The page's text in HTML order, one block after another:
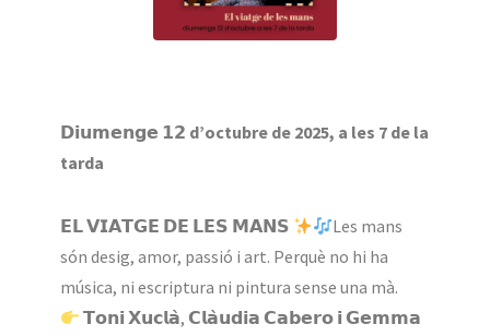
𝗗𝗶𝘂𝗺𝗲𝗻𝗴𝗲 𝟭𝟮 d’octubre de 2025, a les 7 de la
tarda
𝗘𝗟 𝗩𝗜𝗔𝗧𝗚𝗘 𝗗𝗘 𝗟𝗘𝗦 𝗠𝗔𝗡𝗦
Les mans
són desig, amor, passió i art. Perquè no hi ha
música, ni escriptura ni pintura sense una mà.
𝗧𝗼𝗻𝗶 𝗫𝘂𝗰𝗹𝗮̀, 𝗖𝗹𝗮̀𝘂𝗱𝗶𝗮 𝗖𝗮𝗯𝗲𝗿𝗼 𝗶 𝗚𝗲𝗺𝗺𝗮